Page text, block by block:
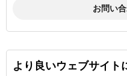
より良いウェブサイト